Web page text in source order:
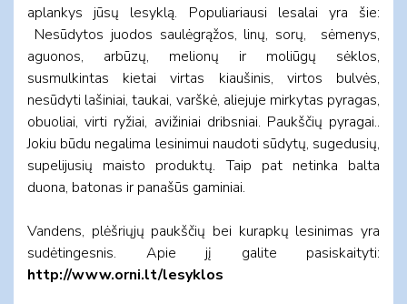
aplankys jūsų lesyklą. Populiariausi lesalai yra šie:
Nesūdytos juodos saulėgrąžos, linų, sorų, sėmenys,
aguonos, arbūzų, melionų ir moliūgų sėklos,
susmulkintas kietai virtas kiaušinis, virtos bulvės,
nesūdyti lašiniai, taukai, varškė, aliejuje mirkytas pyragas,
obuoliai, virti ryžiai, avižiniai dribsniai. Paukščių pyragai..
Jokiu būdu negalima lesinimui naudoti sūdytų, sugedusių,
supelijusių maisto produktų. Taip pat netinka balta
duona, batonas ir panašūs gaminiai.
Vandens, plėšriųjų paukščių bei kurapkų lesinimas yra
sudėtingesnis. Apie jį galite pasiskaityti:
http://www.orni.lt/lesyklos